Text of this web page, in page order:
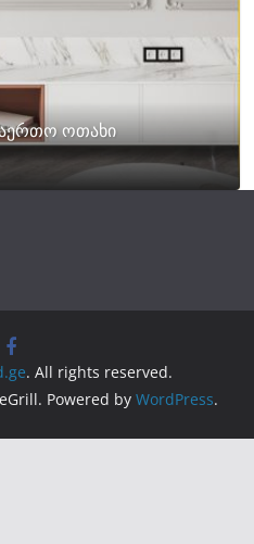
ოთახი
. All rights reserved.
Powered by WordPress.